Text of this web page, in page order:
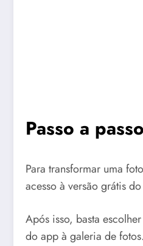
Passo a
Para transformar uma
acesso à versão grátis
Após isso, basta
do app à galeria de